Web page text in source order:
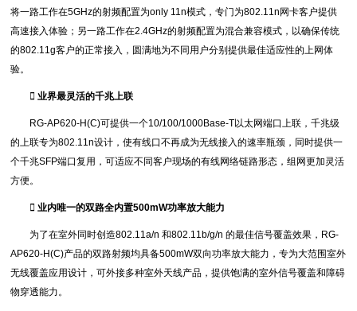
将一路工作在5GHz的射频配置为only 11n模式，专门为802.11n网卡客户提供
高速接入体验；另一路工作在2.4GHz的射频配置为混合兼容模式，以确保传统
的802.11g客户的正常接入，圆满地为不同用户分别提供最佳适应性的上网体
验。
 业界最灵活的千兆上联
RG-AP620-H(C)可提供一个10/100/1000Base-T以太网端口上联，千兆级
的上联专为802.11n设计，使有线口不再成为无线接入的速率瓶颈，同时提供一
个千兆SFP端口复用，可适应不同客户现场的有线网络链路形态，组网更加灵活
方便。
 业内唯一的双路全内置500mW功率放大能力
为了在室外同时创造802.11a/n 和802.11b/g/n 的最佳信号覆盖效果，RG-
AP620-H(C)产品的双路射频均具备500mW双向功率放大能力，专为大范围室外
无线覆盖应用设计，可外接多种室外天线产品，提供饱满的室外信号覆盖和障碍
物穿透能力。